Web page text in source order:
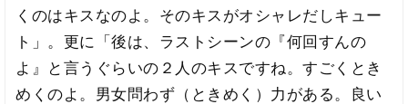
くのはキスなのよ。そのキスがオシャレだしキュー
ト」。更に「後は、ラストシーンの『何回すんの
よ』と言うぐらいの２人のキスですね。すごくとき
めくのよ。男女問わず（ときめく）力がある。良い